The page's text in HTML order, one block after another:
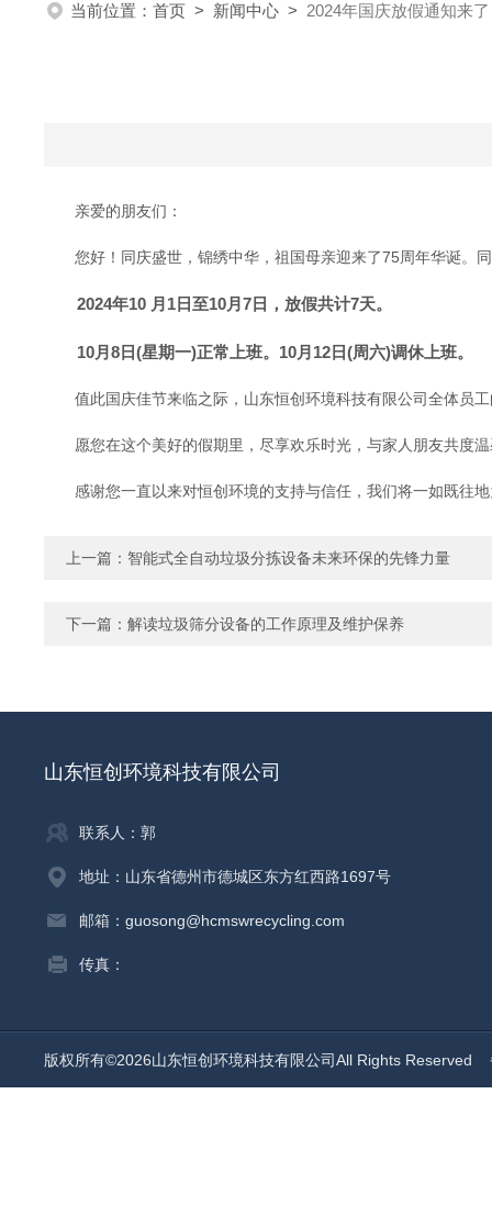
当前位置： 首页 > 新闻中心 > 2024年国庆放假通知来
亲爱的朋友们：
您好！同庆盛世，锦绣中华，祖国母亲迎来了75周年华诞。
2024年10 月1日至10月7日，放假共计7天。
10月8日(星期一)正常上班。10月12日(周六)调休上班。
值此国庆佳节来临之际，山东恒创环境科技有限公司全体员工
愿您在这个美好的假期里，尽享欢乐时光，与家人朋友共度温
感谢您一直以来对恒创环境的支持与信任，我们将一如既往地
上一篇： 智能式全自动垃圾分拣设备未来环保的先锋力量
下一篇： 解读垃圾筛分设备的工作原理及维护保养
山东恒创环境科技有限公司
联系人：郭
地址：山东省德州市德城区东方红西路1697号
邮箱：guosong@hcmswrecycling.com
传真：
版权所有©2026山东恒创环境科技有限公司All Rights Reserved